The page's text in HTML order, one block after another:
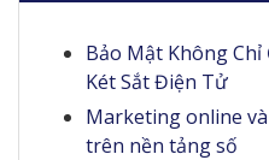
Bảo Mật Không Chỉ
Két Sắt Điện Tử
Marketing online
trên nền tảng số